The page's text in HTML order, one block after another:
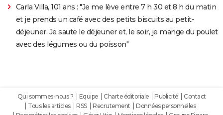
Carla Villa, 101 ans : "Je me lève entre 7 h 30 et 8 h du matin
et je prends un café avec des petits biscuits au petit-
déjeuner. Je saute le déjeuner et, le soir, je mange du poulet
avec des légumes ou du poisson"
Qui sommes-nous ? Equipe Charte éditoriale Publicité
Contact
Tous les articles
RSS Recrutement
Données personnelles